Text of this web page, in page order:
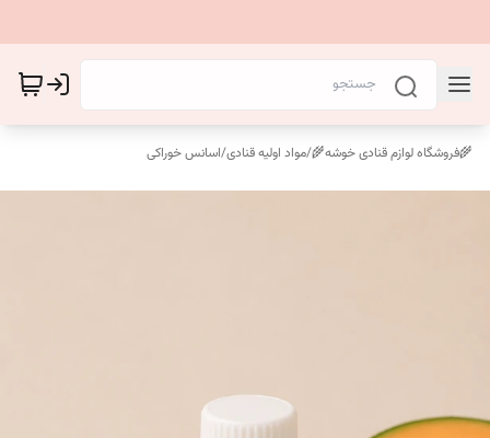
🌾فروشگاه لوازم قنادی خوشه🌾/مواد اولیه قنادی/اسانس خوراکی